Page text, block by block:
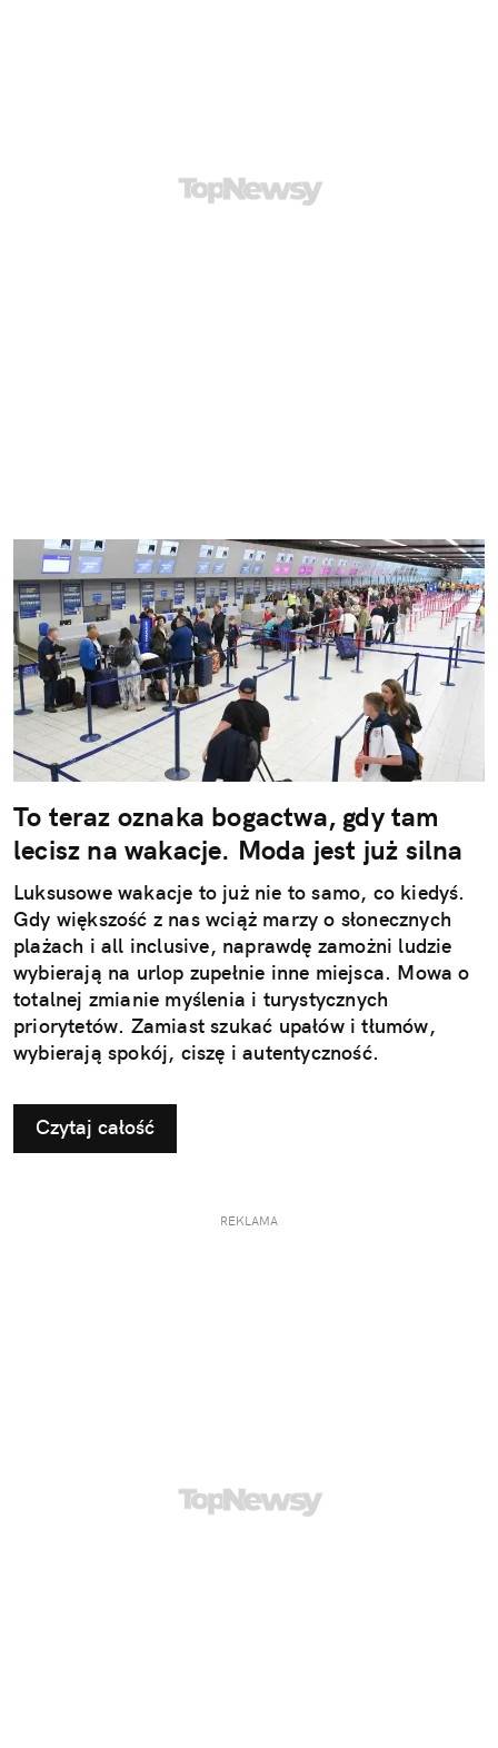
To teraz oznaka bogactwa, gdy tam
lecisz na wakacje. Moda jest już silna
Luksusowe wakacje to już nie to samo, co kiedyś.
Gdy większość z nas wciąż marzy o słonecznych
plażach i all inclusive, naprawdę zamożni ludzie
wybierają na urlop zupełnie inne miejsca. Mowa o
totalnej zmianie myślenia i turystycznych
priorytetów. Zamiast szukać upałów i tłumów,
wybierają spokój, ciszę i autentyczność.
Czytaj całość
REKLAMA